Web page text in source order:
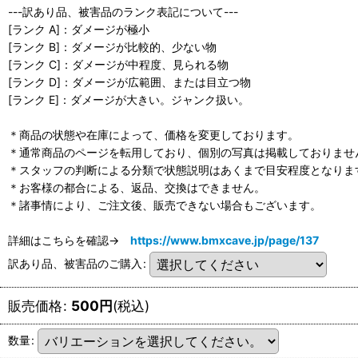
---訳あり品、被害品のランク表記について---
[ランク A]：ダメージが極小
[ランク B]：ダメージが比較的、少ない物
[ランク C]：ダメージが中程度、見られる物
[ランク D]：ダメージが広範囲、または目立つ物
[ランク E]：ダメージが大きい。ジャンク扱い。
＊商品の状態や在庫によって、価格を変更しております。
＊通常商品のページを転用しており、個別の写真は掲載しておりませ
＊スタッフの判断による分類で状態説明はあくまで目安程度となりま
＊お客様の都合による、返品、交換はできません。
＊諸事情により、ご注文後、販売できない場合もございます。
詳細はこちらを確認→ https://www.bmxcave.jp/page/137
訳あり品、被害品のご購入 :
販売価格: 500円(税込)
数量: